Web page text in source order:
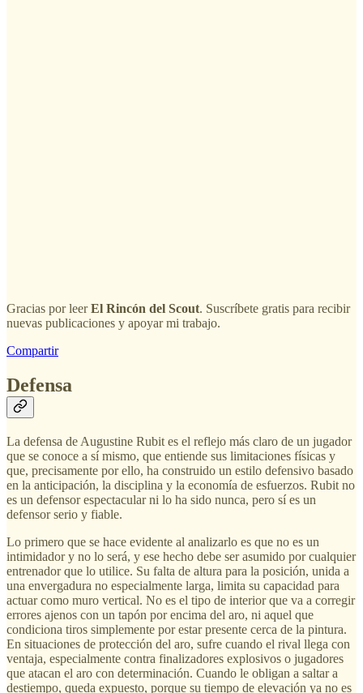
Gracias por leerEl Rincón del Scout. Suscríbete gratis para recibir
nuevas publicaciones y apoyar mi trabajo.
Compartir
Defensa
La defensa de Augustine Rubit es el reflejo más claro de un jugador
que se conoce a sí mismo, que entiende sus limitaciones físicas y
que, precisamente por ello, ha construido un estilo defensivo basado
en la anticipación, la disciplina y la economía de esfuerzos. Rubit no
es un defensor espectacular ni lo ha sido nunca, pero sí es un
defensor serio y fiable.
Lo primero que se hace evidente al analizarlo es que no es un
intimidador y no lo será, y ese hecho debe ser asumido por cualquier
entrenador que lo utilice. Su falta de altura para la posición, unida a
una envergadura no especialmente larga, limita su capacidad para
actuar como muro vertical. No es el tipo de interior que va a corregir
errores ajenos con un tapón por encima del aro, ni aquel que
condiciona tiros simplemente por estar presente cerca de la pintura.
En situaciones de protección del aro, sufre cuando el rival llega con
ventaja, especialmente contra finalizadores explosivos o jugadores
que atacan el aro con determinación. Cuando le obligan a saltar a
destiempo, queda expuesto, porque su tiempo de elevación ya no es